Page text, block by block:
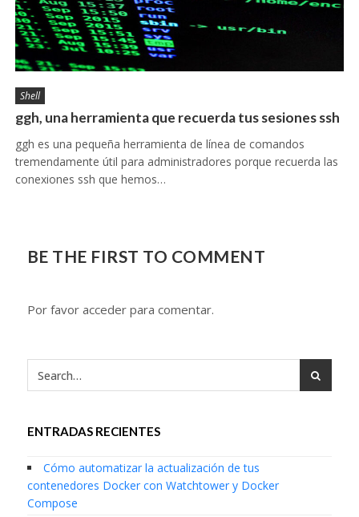
Shell
ggh, una herramienta que recuerda tus sesiones ssh
ggh es una pequeña herramienta de línea de comandos
tremendamente útil para administradores porque recuerda las
conexiones ssh que hemos…
BE THE FIRST TO COMMENT
Por favor acceder para comentar.
ENTRADAS RECIENTES
Cómo automatizar la actualización de tus
contenedores Docker con Watchtower y Docker
Compose